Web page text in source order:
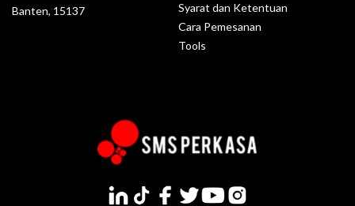
Banten, 15137
Syarat dan Ketentuan
Cara Pemesanan
Tools